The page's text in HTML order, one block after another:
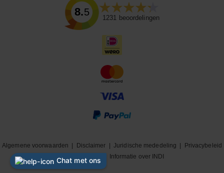
8.5
1231 beoordelingen
Algemene voorwaarden Disclaimer |Juridische mededeling
Privacybeleid
|
Cookiebeleid Informatie over INDI